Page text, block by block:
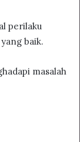
perilaku
baik.
masalah